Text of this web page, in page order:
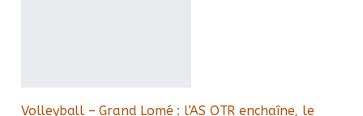
Volleyball – Grand Lomé : l’AS OTR enchaîne, le